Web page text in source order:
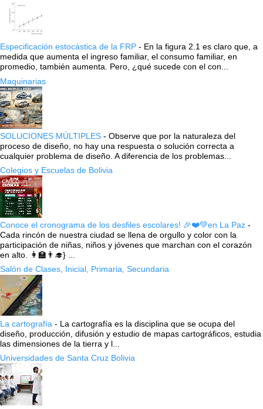
Especificación estocástica de la FRP - En la figura 2.1 es claro que, a
medida que aumenta el ingreso familiar, el consumo familiar, en
promedio, también aumenta. Pero, ¿qué sucede con el con...
Maquinarias
SOLUCIONES MÚLTIPLES - Observe que por la naturaleza del
proceso de diseño, no hay una respuesta o solución correcta a
cualquier problema de diseño. A diferencia de los problemas...
Colegios y Escuelas de Bolivia
Conoce el cronograma de los desfiles escolares! 🎉❤️💚en La Paz -
Cada rincón de nuestra ciudad se llena de orgullo y color con la
participación de niñas, niños y jóvenes que marchan con el corazón
en alto. 👩‍🏫👨‍🎓} ...
Salón de Clases, Inicial, Primaria, Secundaria
La cartografía - La cartografía es la disciplina que se ocupa del
diseño, producción, difusión y estudio de mapas cartográficos, estudia
las dimensiones de la tierra y l...
Universidades de Santa Cruz Bolivia